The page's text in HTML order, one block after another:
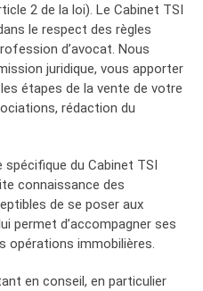
2 de la loi). Le Cabinet TSI
le respect des règles
d’avocat. Nous
juridique, vous apporter
étapes de la vente de votre
rédaction du
spécifique du Cabinet TSI
connaissance des
de se poser aux
permet d’accompagner ses
opérations immobilières.
en conseil, en particulier